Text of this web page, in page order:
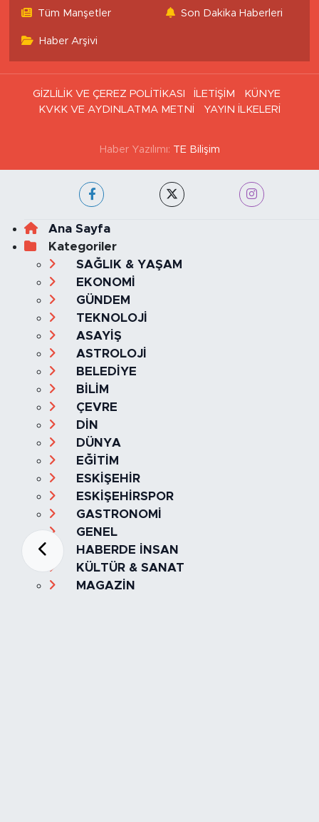
Tüm Manşetler Son Dakika Haberleri
Haber Arşivi
GİZLİLİK VE ÇEREZ POLİTİKASI İLETİŞİM
KÜNYE
KVKK VE AYDINLATMA METNİ
YAYIN İLKELERİ
Haber Yazılımı: TE Bilişim
Ana Sayfa
Kategoriler
SAĞLIK & YAŞAM
EKONOMİ
GÜNDEM
TEKNOLOJİ
ASAYİŞ
ASTROLOJİ
BELEDİYE
BİLİM
ÇEVRE
DİN
DÜNYA
EĞİTİM
ESKİŞEHİR
ESKİŞEHİRSPOR
GASTRONOMİ
GENEL
HABERDE İNSAN
KÜLTÜR & SANAT
MAGAZİN